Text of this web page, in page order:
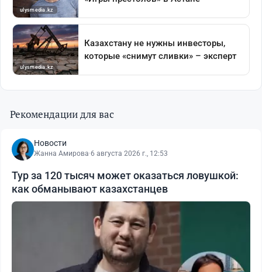
Рекомендации для вас
Новости
Жанна Амирова·6 августа 2026 г., 12:53
Тур за 120 тысяч может оказаться ловушкой:
как обманывают казахстанцев